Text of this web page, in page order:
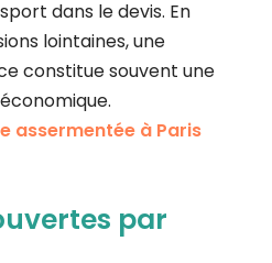
dans le devis. En
lointaines, une
constitue souvent une
assermentée à Paris
par